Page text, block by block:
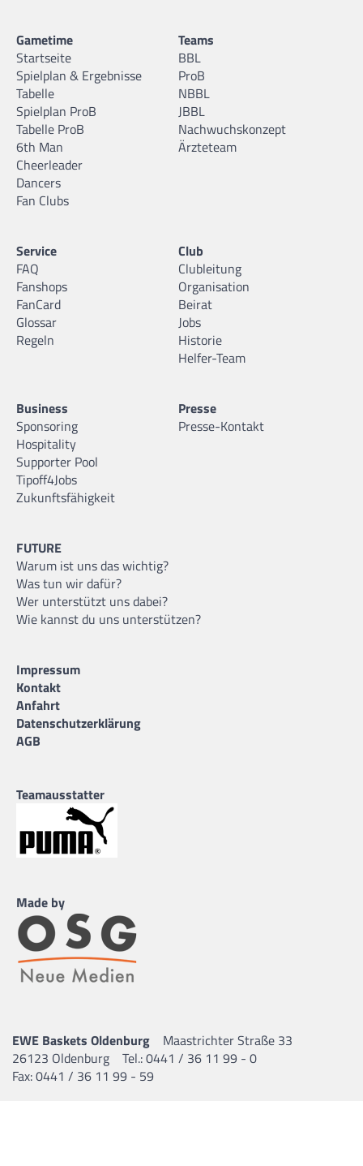
Gametime
Startseite
Spielplan & Ergebnisse
Tabelle
Spielplan ProB
Tabelle ProB
6th Man
Cheerleader
Dancers
Fan Clubs
Teams
BBL
ProB
NBBL
JBBL
Nachwuchskonzept
Ärzteteam
Service
FAQ
Fanshops
FanCard
Glossar
Regeln
Club
Clubleitung
Organisation
Beirat
Jobs
Historie
Helfer-Team
Business
Sponsoring
Hospitality
Supporter Pool
Tipoff4Jobs
Zukunftsfähigkeit
Presse
Presse-Kontakt
FUTURE
Warum ist uns das wichtig?
Was tun wir dafür?
Wer unterstützt uns dabei?
Wie kannst du uns unterstützen?
Impressum
Kontakt
Anfahrt
Datenschutzerklärung
AGB
Teamausstatter
Made by
EWE Baskets Oldenburg
Maastrichter Straße 33
26123 Oldenburg
Tel.: 0441 / 36 11 99 - 0
Fax: 0441 / 36 11 99 - 59